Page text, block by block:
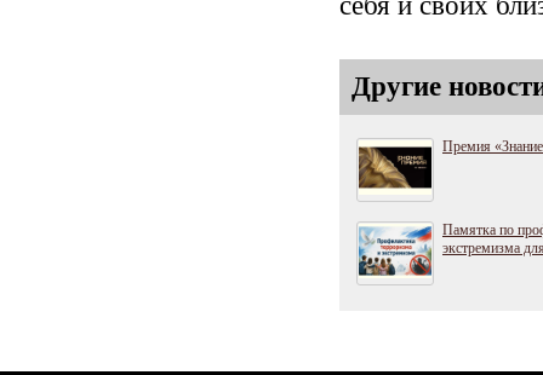
Другие
Премия
Памятка по
экстремизма